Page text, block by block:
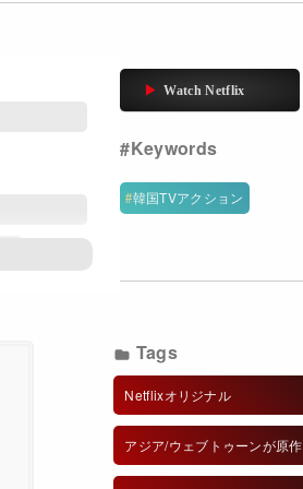
韓国TVアクション
Tags
Netflixオリジナル
アジア/ウェブトゥーンが原作